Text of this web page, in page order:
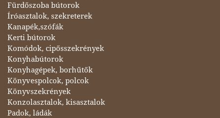
Fürdőszoba bútorok
Íróasztalok, szekreterek
Kanapék,szófák
Kerti bútorok
Komódok, cipősszekrények
Konyhabútorok
Konyhagépek, borhűtők
Könyvespolcok, polcok
Könyvszekrények
Konzolasztalok, kisasztalok
Padok, ládák